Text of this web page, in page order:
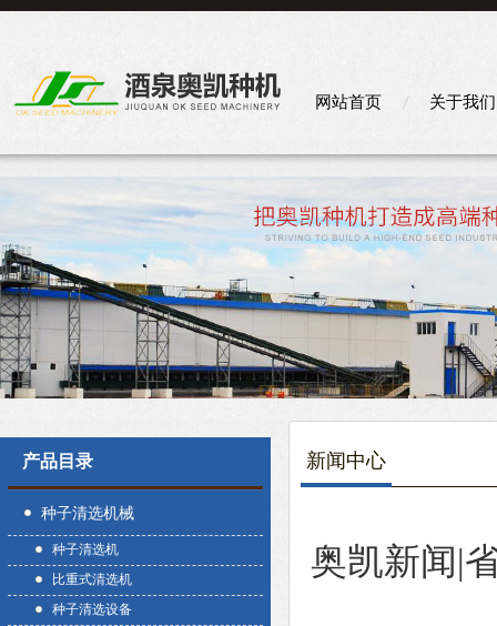
网站首页 关于我们
产品目录
种子清选机械
种子清选机
比重式清选机
种子清选设备
新闻中心
奥凯新闻|